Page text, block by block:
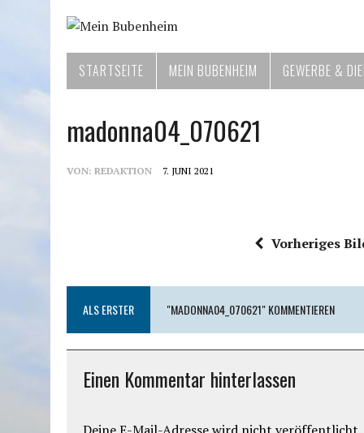
STARTSEITE MEIN BUBENHEIM GEWERBE &
madonna04_070621
VON: REDAKTION 7. JUNI 2021
Vorheriges
ALS ERSTER "MADONNA04_070621" KOMMENTIEREN
Einen Kommentar hinterlassen